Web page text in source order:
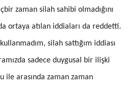
zaman silah sahibi olmadığını
ortaya atılan iddiaları da reddetti.
silah sattığım iddiası
sadece duygusal bir ilişki
ile arasında zaman zaman